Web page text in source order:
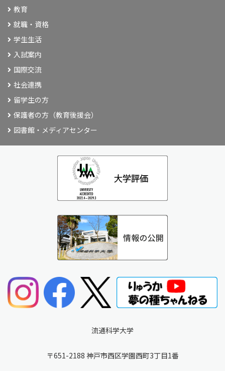
教育
就職・資格
学生生活
入試案内
国際交流
社会連携
留学生の方
保護者の方（教育後援会）
図書館・メディアセンター
流通科学大学
〒651-2188 神戸市西区学園西町3丁目1番